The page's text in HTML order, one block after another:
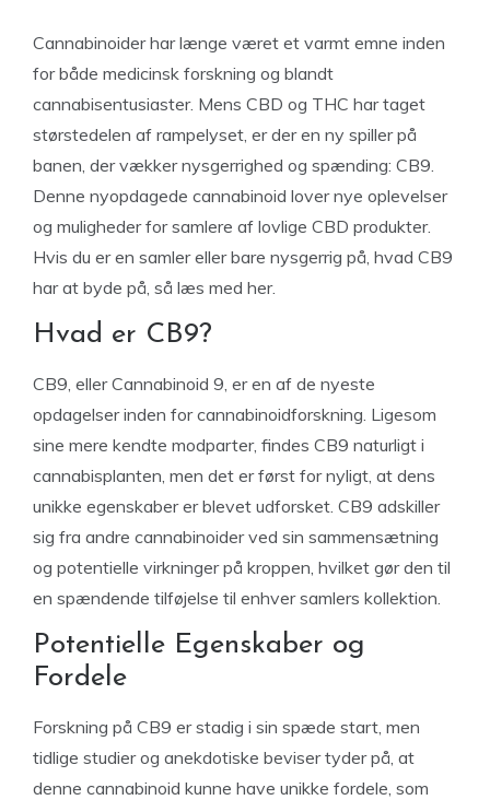
Cannabinoider har længe været et varmt emne inden
for både medicinsk forskning og blandt
cannabisentusiaster. Mens CBD og THC har taget
størstedelen af rampelyset, er der en ny spiller på
banen, der vækker nysgerrighed og spænding: CB9.
Denne nyopdagede cannabinoid lover nye oplevelser
og muligheder for samlere af lovlige CBD produkter.
Hvis du er en samler eller bare nysgerrig på, hvad CB9
har at byde på, så læs med her.
Hvad er CB9?
CB9, eller Cannabinoid 9, er en af de nyeste
opdagelser inden for cannabinoidforskning. Ligesom
sine mere kendte modparter, findes CB9 naturligt i
cannabisplanten, men det er først for nyligt, at dens
unikke egenskaber er blevet udforsket. CB9 adskiller
sig fra andre cannabinoider ved sin sammensætning
og potentielle virkninger på kroppen, hvilket gør den til
en spændende tilføjelse til enhver samlers kollektion.
Potentielle Egenskaber og
Fordele
Forskning på CB9 er stadig i sin spæde start, men
tidlige studier og anekdotiske beviser tyder på, at
denne cannabinoid kunne have unikke fordele, som